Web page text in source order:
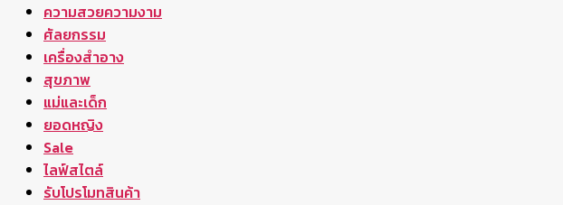
ความสวยความงาม
ศัลยกรรม
เครื่องสำอาง
สุขภาพ
แม่และเด็ก
ยอดหญิง
Sale
ไลฟ์สไตล์
รับโปรโมทสินค้า